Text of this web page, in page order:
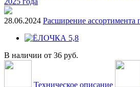
28.06.2024 Расширение ассортимента
В наличии от 36 руб.
Техническое описание